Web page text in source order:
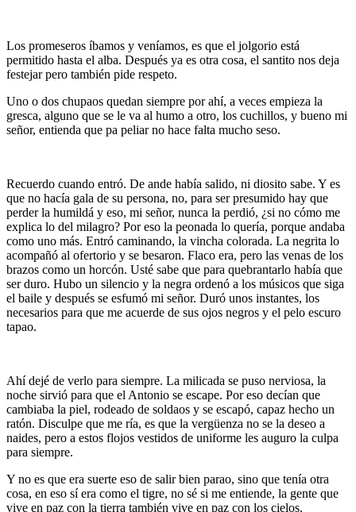
Los promeseros íbamos y veníamos, es que el jolgorio está
permitido hasta el alba. Después ya es otra cosa, el santito nos deja
festejar pero también pide respeto.
Uno o dos chupaos quedan siempre por ahí, a veces empieza la
gresca, alguno que se le va al humo a otro, los cuchillos, y bueno mi
señor, entienda que pa peliar no hace falta mucho seso.
Recuerdo cuando entró. De ande había salido, ni diosito sabe. Y es
que no hacía gala de su persona, no, para ser presumido hay que
perder la humildá y eso, mi señor, nunca la perdió, ¿si no cómo me
explica lo del milagro? Por eso la peonada lo quería, porque andaba
como uno más. Entró caminando, la vincha colorada. La negrita lo
acompañó al ofertorio y se besaron. Flaco era, pero las venas de los
brazos como un horcón. Usté sabe que para quebrantarlo había que
ser duro. Hubo un silencio y la negra ordenó a los músicos que siga
el baile y después se esfumó mi señor. Duró unos instantes, los
necesarios para que me acuerde de sus ojos negros y el pelo escuro
tapao.
Ahí dejé de verlo para siempre. La milicada se puso nerviosa, la
noche sirvió para que el Antonio se escape. Por eso decían que
cambiaba la piel, rodeado de soldaos y se escapó, capaz hecho un
ratón. Disculpe que me ría, es que la vergüenza no se la deseo a
naides, pero a estos flojos vestidos de uniforme les auguro la culpa
para siempre.
Y no es que era suerte eso de salir bien parao, sino que tenía otra
cosa, en eso sí era como el tigre, no sé si me entiende, la gente que
vive en paz con la tierra también vive en paz con los cielos.